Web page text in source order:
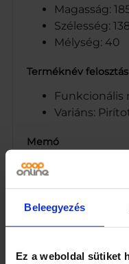
Beleegyezés
Ez a weboldal sütiket
Magasság:
Szélesség: 138
Mélység: 40
Terméknév felosztás
Funkcionális
Variáns:
Memó
időpontig.
Albert